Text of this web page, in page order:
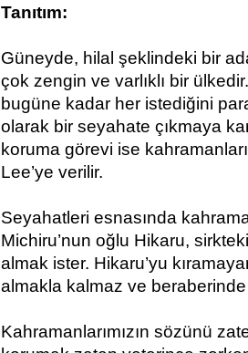
Tanıtım:
Güneyde, hilal şeklindeki bir
çok zengin ve varlıklı bir
bugüne kadar her istediğini
olarak bir seyahate çıkmaya
koruma görevi ise
Lee’ye verilir.
Seyahatleri esnasında
Michiru’nun oğlu Hikaru,
almak ister. Hikaru’yu
almakla kalmaz ve beraberinde
Kahramanlarımızın sözünü